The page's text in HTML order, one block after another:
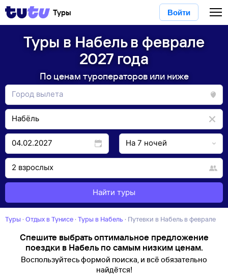
Туры Войти
Туры в Набель в феврале
2027 года
По ценам туроператоров или ниже
Найти туры
Туры · Отдых в Тунисе · Туры в Набель · Путевки в Набель в феврале
Спешите выбрать оптимальное предложение
поездки в Набель по самым низким ценам.
Воспользуйтесь формой поиска, и всё обязательно
найдётся!